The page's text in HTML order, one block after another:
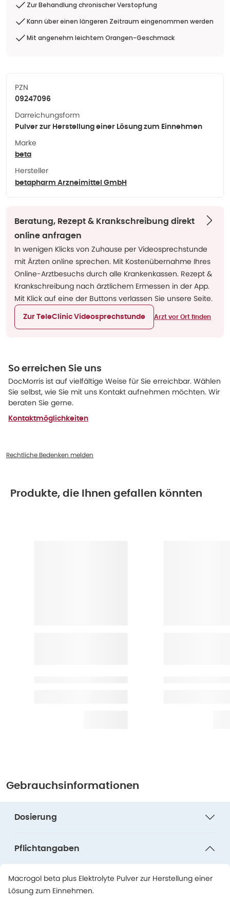
Zur Behandlung chronischer Verstopfung
Kann über einen längeren Zeitraum eingenommen werden
Mit angenehm leichtem Orangen-Geschmack
PZN
09247096
Darreichungsform
Pulver zur Herstellung einer Lösung zum Einnehmen
Marke
beta
Hersteller
betapharm Arzneimittel GmbH
Beratung, Rezept & Krankschreibung direkt
online anfragen
In wenigen Klicks von Zuhause per Videosprechstunde
mit Ärzten online sprechen. Mit Kostenübernahme Ihres
Online-Arztbesuchs durch alle Krankenkassen. Rezept &
Krankschreibung nach ärztlichem Ermessen in der App.
Mit Klick auf eine der Buttons verlassen Sie unsere Seite.
Zur TeleClinic Videosprechstunde Arzt vor Ort finden
So erreichen Sie uns
DocMorris ist auf vielfältige Weise für Sie erreichbar. Wählen
Sie selbst, wie Sie mit uns Kontakt aufnehmen möchten. Wir
beraten Sie gerne.
Kontaktmöglichkeiten
Rechtliche Bedenken melden
Produkte, die Ihnen gefallen könnten
Gebrauchsinformationen
Dosierung
Pflichtangaben
Macrogol beta plus Elektrolyte Pulver zur Herstellung einer
Lösung zum Einnehmen.